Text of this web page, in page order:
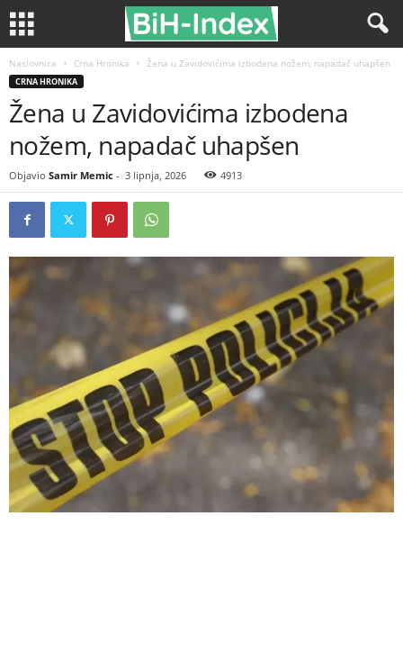
Naslovnica Crna Hronika Žena u Zavidovićima izbodena nožem, napadač uhapšen
CRNA HRONIKA
Žena u Zavidovićima izbodena
nožem, napadač uhapšen
Objavio Samir Memic - 3 lipnja, 2026 4913